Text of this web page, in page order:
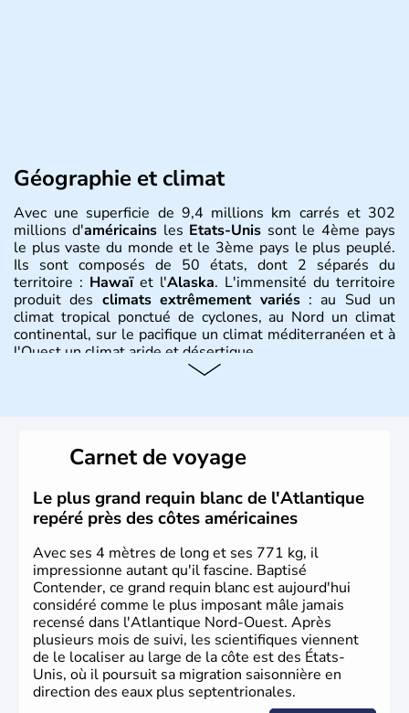
Géographie et climat
Avec une superficie de 9,4 millions km carrés et 302
millions d'américains les Etats-Unis sont le 4ème pays
le plus vaste du monde et le 3ème pays le plus peuplé.
Ils sont composés de 50 états, dont 2 séparés du
territoire : Hawaïet l'Alaska. L'immensité du territoire
produit des climats extrêmement variés: au Sud un
climat tropical ponctué de cyclones, au Nord un climat
continental, sur le pacifique un climat méditerranéen et à
l'Ouest un climat aride et désertique.
Plusieurs populations se sont succédées avant l'arrivée
des européens, suite à la découverte du continent par
Christophe Colomb en 1492. Les 13 colonies
britanniques proclament la Déclaration d'indépendance
en 1776 et adoptent leur première constitution en 1787.
La conquête de l'Ouest marque ensuite l'entrée dans une
phase de développement intense.
Carnet de voyage
Le plus grand requin blanc de l'Atlantique
repéré près des côtes américaines
Avec ses 4 mètres de long et ses 771 kg, il
impressionne autant qu'il fascine. Baptisé
Contender, ce grand requin blanc est aujourd'hui
considéré comme le plus imposant mâle jamais
recensé dans l'Atlantique Nord-Ouest. Après
plusieurs mois de suivi, les scientifiques viennent
de le localiser au large de la côte est des États-
Unis, où il poursuit sa migration saisonnière en
direction des eaux plus septentrionales.